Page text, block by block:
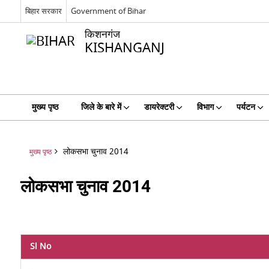
बिहार सरकार Government of Bihar
किशनगंज
KISHANGANJ
मुख्य पृष्ठ जिले के बारे में डायरेक्टरी विभाग पर्यटन
मुख्य पृष्ठ लोकसभा चुनाव 2014
लोकसभा चुनाव 2014
Sl No